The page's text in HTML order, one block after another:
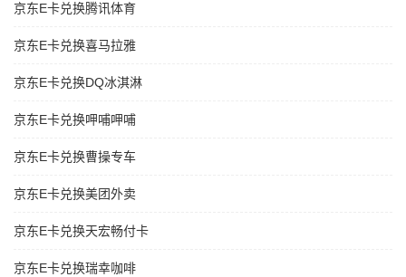
京东E卡兑换腾讯体育
京东E卡兑换喜马拉雅
京东E卡兑换DQ冰淇淋
京东E卡兑换呷哺呷哺
京东E卡兑换曹操专车
京东E卡兑换美团外卖
京东E卡兑换天宏畅付卡
京东E卡兑换瑞幸咖啡